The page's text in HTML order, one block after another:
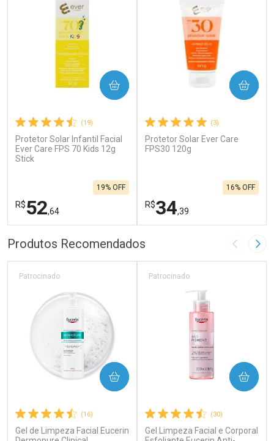
(19)
Protetor Solar Infantil Facial
Ever Care FPS 70 Kids 12g
Stick
R$52,64
19% OFF
COMPRAR
FECHAR
Laboratório
Ativar Desconto
FECHAR
Por Menos
(3)
Protetor Solar Ever Care
FPS30 120g
R$34,39
16% OFF
COMPRAR
Laboratório
Ativar Desconto
Por Menos
Produtos Recomendados Imagem
(16)
Gel de Limpeza Facial Eucerin
Patrocinado
COMPRAR
(30)
Gel Limpeza Facial e Corporal
Patrocinado
COMPRAR